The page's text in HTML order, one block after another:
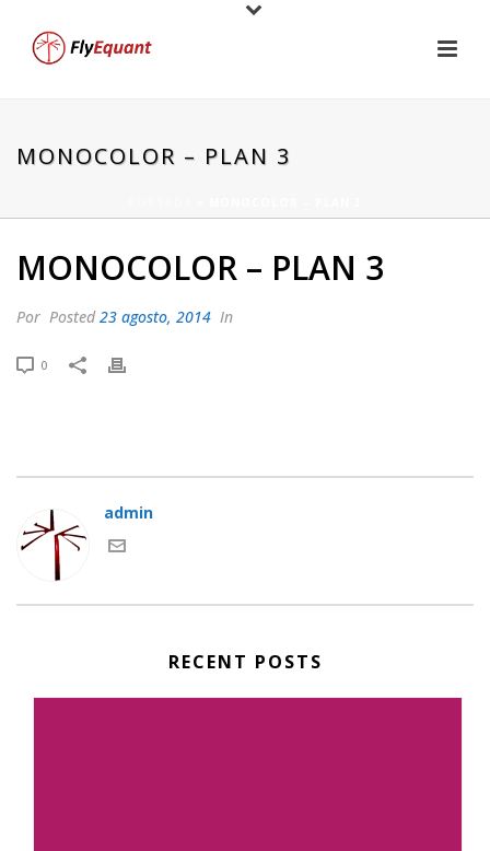
MONOCOLOR – PLAN 3
MONOCOLOR – PLAN 3
Por Posted23 agosto, 2014 In
0
admin
RECENT POSTS